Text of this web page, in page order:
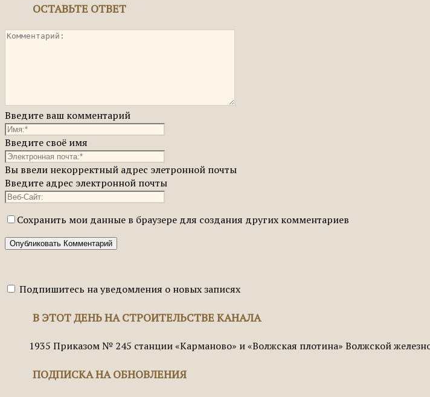
ОСТАВЬТЕ ОТВЕТ
Введите ваш комментарий
Введите своё имя
Вы ввели некорректный адрес элетронной почты
Введите адрес электронной почты
Сохранить мои данные в браузере для создания других комментариев
Подпишитесь на уведомления о новых записях
В ЭТОТ ДЕНЬ НА СТРОИТЕЛЬСТВЕ КАНАЛА
1935 Приказом № 245 станции «Карманово» и «Волжская плотина» Волжской
ПОДПИСКА НА ОБНОВЛЕНИЯ